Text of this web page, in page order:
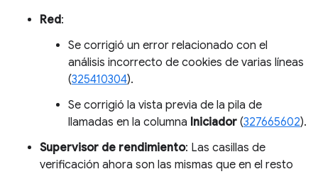
Red:
Se corrigió un error relacionado con el
análisis incorrecto de cookies de varias líneas
(325410304).
Se corrigió la vista previa de la pila de
llamadas en la columna Iniciador (327665602).
Supervisor de rendimiento: Las casillas de
verificación ahora son las mismas que en el resto